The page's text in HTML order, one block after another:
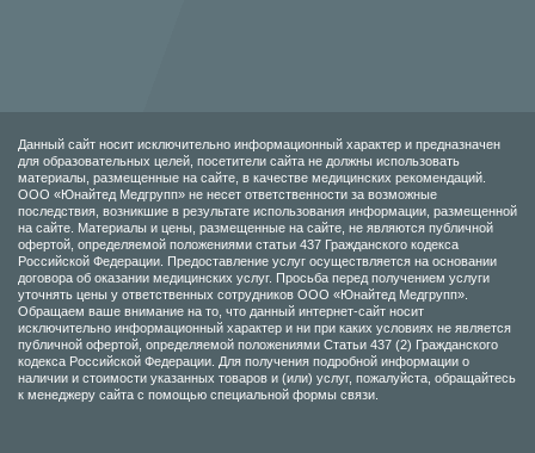
Данный сайт носит исключительно информационный характер и предназначен
для образовательных целей, посетители сайта не должны использовать
материалы, размещенные на сайте, в качестве медицинских рекомендаций.
ООО «Юнайтед Медгрупп» не несет ответственности за возможные
последствия, возникшие в результате использования информации, размещенной
на сайте. Материалы и цены, размещенные на сайте, не являются публичной
офертой, определяемой положениями статьи 437 Гражданского кодекса
Российской Федерации. Предоставление услуг осуществляется на основании
договора об оказании медицинских услуг. Просьба перед получением услуги
уточнять цены у ответственных сотрудников ООО «Юнайтед Медгрупп».
Обращаем ваше внимание на то, что данный интернет-сайт носит
исключительно информационный характер и ни при каких условиях не является
публичной офертой, определяемой положениями Статьи 437 (2) Гражданского
кодекса Российской Федерации. Для получения подробной информации о
наличии и стоимости указанных товаров и (или) услуг, пожалуйста, обращайтесь
к менеджеру сайта с помощью специальной формы связи.